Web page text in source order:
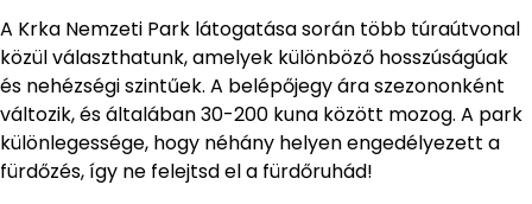
A Krka Nemzeti Park látogatása során több túraútvonal
közül választhatunk, amelyek különböző hosszúságúak
és nehézségi szintűek. A belépőjegy ára szezononként
változik, és általában 30-200 kuna között mozog. A park
különlegessége, hogy néhány helyen engedélyezett a
fürdőzés, így ne felejtsd el a fürdőruhád!